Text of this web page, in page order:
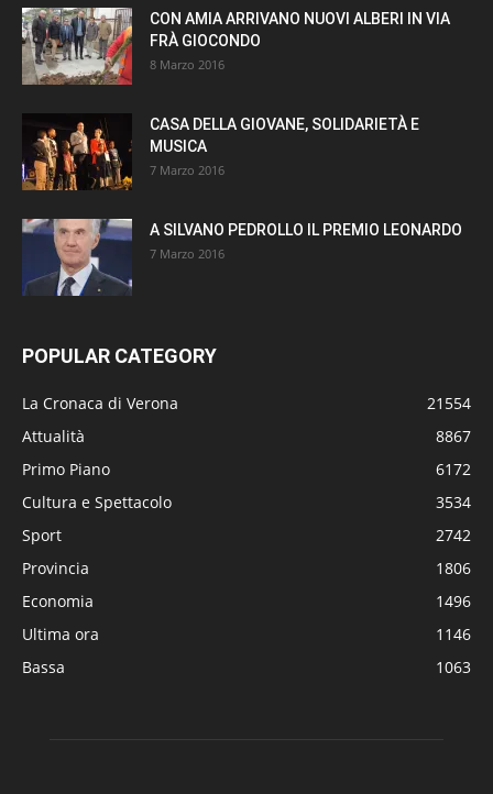
CON AMIA ARRIVANO NUOVI ALBERI IN VIA
FRÀ GIOCONDO
8 Marzo 2016
CASA DELLA GIOVANE, SOLIDARIETÀ E
MUSICA
7 Marzo 2016
A SILVANO PEDROLLO IL PREMIO LEONARDO
7 Marzo 2016
POPULAR CATEGORY
La Cronaca di Verona
21554
Attualità
8867
Primo Piano
6172
Cultura e Spettacolo
3534
Sport
2742
Provincia
1806
Economia
1496
Ultima ora
1146
Bassa
1063